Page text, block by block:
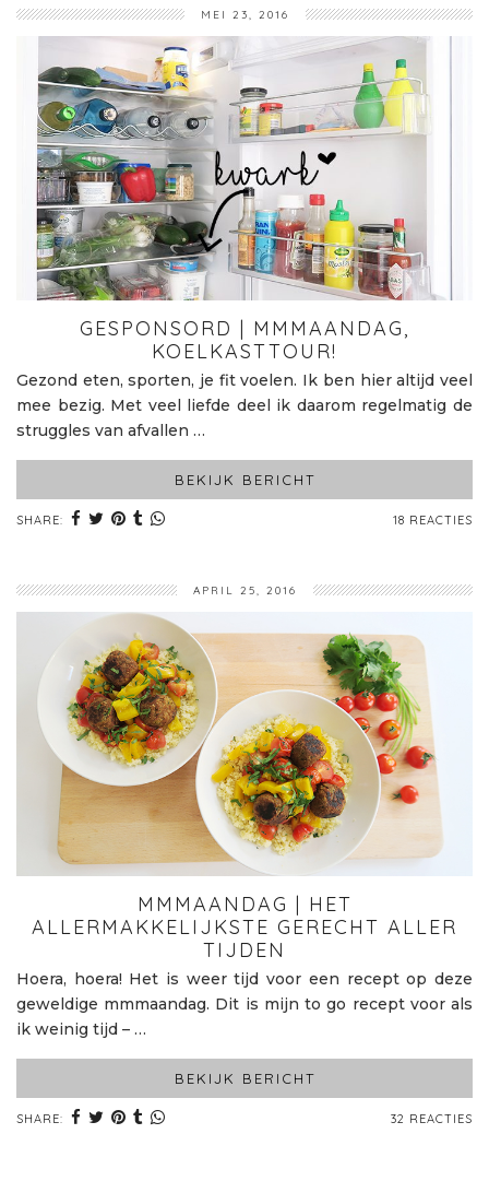
MEI 23, 2016
GESPONSORD | MMMAANDAG,
KOELKASTTOUR!
Gezond eten, sporten, je fit voelen. Ik ben hier altijd veel
mee bezig. Met veel liefde deel ik daarom regelmatig de
struggles van afvallen …
BEKIJK BERICHT
SHARE: 18 REACTIES
APRIL 25, 2016
MMMAANDAG | HET
ALLERMAKKELIJKSTE GERECHT ALLER
TIJDEN
Hoera, hoera! Het is weer tijd voor een recept op deze
geweldige mmmaandag. Dit is mijn to go recept voor als
ik weinig tijd – …
BEKIJK BERICHT
SHARE: 32 REACTIES